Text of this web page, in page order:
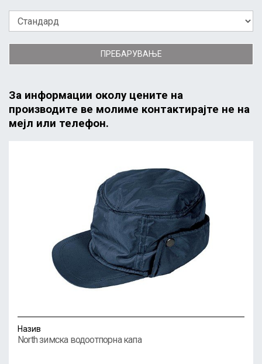
ПРЕБАРУВАЊЕ
За информации околу цените на
производите ве молиме контактирајте не на
мејл или телефон.
Назив
North зимска водоотпорна капа